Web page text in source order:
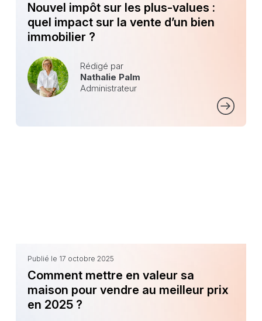
Nouvel impôt sur les plus-values :
quel impact sur la vente d’un bien
immobilier ?
Rédigé par
Nathalie Palm
Administrateur
Publié le 17 octobre 2025
Comment mettre en valeur sa
maison pour vendre au meilleur prix
en 2025 ?